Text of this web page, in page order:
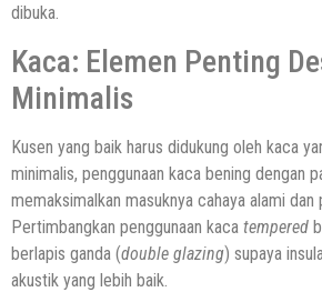
dibuka.
Kaca: Elemen Penting
Minimalis
Kusen yang baik harus didukung oleh kaca
minimalis, penggunaan kaca bening dengan
memaksimalkan masuknya cahaya alami dan
Pertimbangkan penggunaan kaca tempered
berlapis ganda (double glazing) supaya
akustik yang lebih baik.